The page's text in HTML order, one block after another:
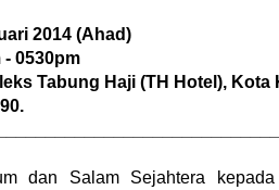
2014 (Ahad)
- 0530pm
Tabung Haji (TH Hotel), Kota
dan Salam Sejahtera